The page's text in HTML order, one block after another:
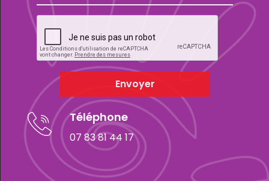
Envoyer
Téléphone
07 83 81 44 17